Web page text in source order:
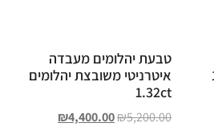
טבעת יהלומים מעבדה
איטרניטי משובצת יהלומים
1.32ct
₪5,200.00
₪4,400.00